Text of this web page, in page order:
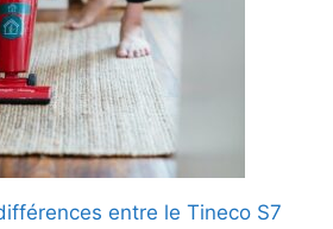
entre le Tineco S7